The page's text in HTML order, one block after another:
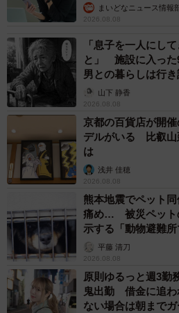
まいどなニュース情報
2026.08.08
「息子を一人にし
と」 施設に入った
男との暮らしは行
から】山下 静香
2026.08.08
京都の百貨店が開
デルがいる 比叡山
は
浅井 佳穂
2026.08.08
熊本地震でペット
痛め… 被災ペット
示する「動物避難
平藤 清刀
2026.08.08
原則ゆるっと週3
鬼出勤 借金に追
ない場合は朝まで